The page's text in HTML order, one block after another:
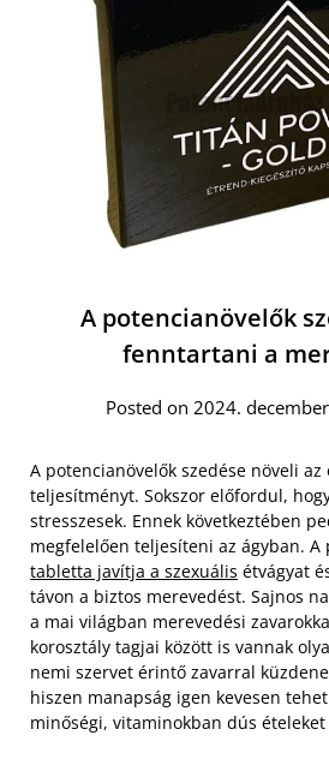
A potencianövelők
fenntartani a
Posted on 2024.
A potencianövelők szedése növeli
teljesítményt. Sokszor előfordul,
stresszesek. Ennek következtében
megfelelően teljesíteni az ágyban. A
tabletta javítja a szexuális étvágyat
távon a biztos merevedést. Sajnos
a mai világban merevedési
korosztály tagjai között is vannak
nemi szervet érintő zavarral
hiszen manapság igen kevesen
minőségi, vitaminokban dús ételeket